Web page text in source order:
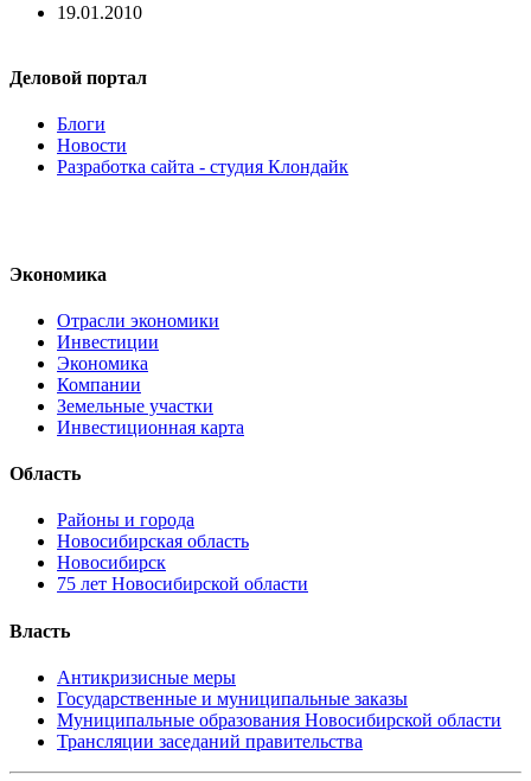
19.01.2010
Деловой портал
Блоги
Новости
Разработка сайта - студия Клондайк
Экономика
Отрасли экономики
Инвестиции
Экономика
Компании
Земельные участки
Инвестиционная карта
Область
Районы и города
Новосибирская область
Новосибирск
75 лет Новосибирской области
Власть
Антикризисные меры
Государственные и муниципальные заказы
Муниципальные образования Новосибирской области
Трансляции заседаний правительства